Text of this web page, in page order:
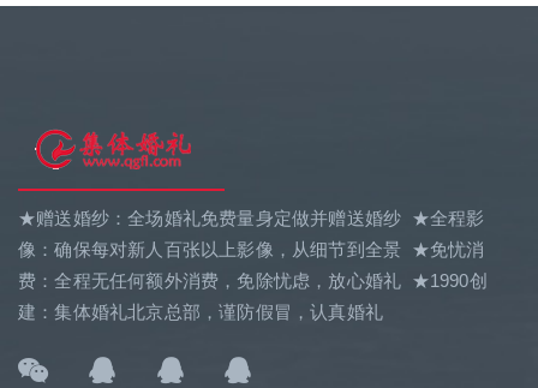
★赠送婚纱：全场婚礼免费量身定做并赠送婚纱 ★全程影
像：确保每对新人百张以上影像，从细节到全景 ★免忧消
费：全程无任何额外消费，免除忧虑，放心婚礼 ★1990创
建：集体婚礼北京总部，谨防假冒，认真婚礼